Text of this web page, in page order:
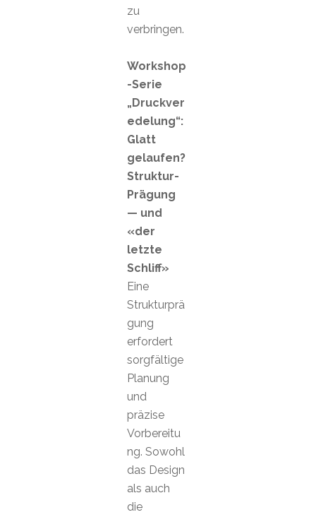
zu
verbringen.
Workshop
-Serie
„Druckver
edelung“:
Glatt
gelaufen?
Struktur-
Prägung
— und
«der
letzte
Schliff»
Eine
Strukturprä
gung
erfordert
sorgfältige
Planung
und
präzise
Vorbereitu
ng. Sowohl
das Design
als auch
die